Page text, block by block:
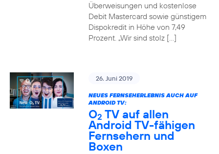
Überweisungen und kostenlose
Debit Mastercard sowie günstigem
Dispokredit in Höhe von 7,49
Prozent. „Wir sind stolz […]
26. Juni 2019
NEUES FERNSEHERLEBNIS AUCH AUF
ANDROID TV:
O2 TV auf allen
Android TV-fähigen
Fernsehern und
Boxen